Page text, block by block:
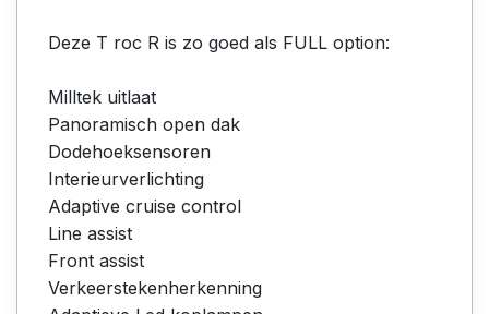
Deze T roc R is zo goed als FULL option:
Milltek uitlaat
Panoramisch open dak
Dodehoeksensoren
Interieurverlichting
Adaptive cruise control
Line assist
Front assist
Verkeerstekenherkenning